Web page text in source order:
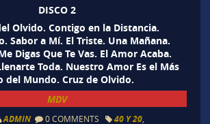
DISCO 2
Olvido. Contigo en la Distancia.
Sabor a Mí. El Triste. Una Mañana.
Digas Que Te Vas. El Amor Acaba.
Toda. Nuestro Amor Es el Más
del Mundo. Cruz de Olvido.
MDV
ADMIN 0 COMMENTS 40 Y 20,